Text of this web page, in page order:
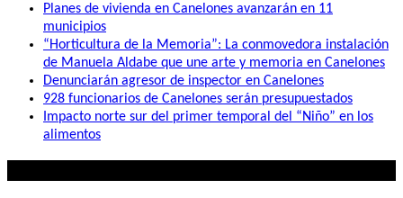
Planes de vivienda en Canelones avanzarán en 11
municipios
“Horticultura de la Memoria”: La conmovedora instalación
de Manuela Aldabe que une arte y memoria en Canelones
Denunciarán agresor de inspector en Canelones
928 funcionarios de Canelones serán presupuestados
Impacto norte sur del primer temporal del “Niño” en los
alimentos